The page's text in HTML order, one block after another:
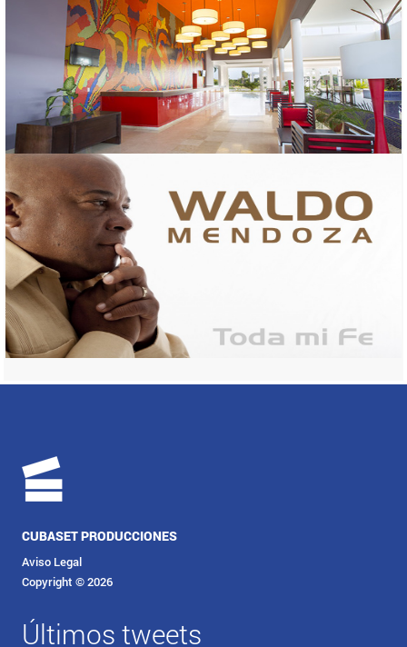
CUBASET PRODUCCIONES
Aviso Legal
Copyright © 2026
Últimos tweets